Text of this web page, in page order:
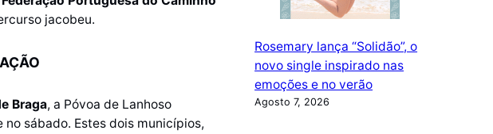
jacobeu.
Braga, a Póvoa de Lanhoso
sábado. Estes dois municípios,
Rosemary lança “Solidão”, o
novo single inspirado nas
emoções e no verão
Agosto 7, 2026